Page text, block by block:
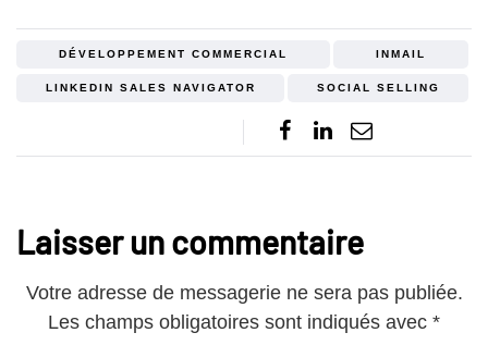
DÉVELOPPEMENT COMMERCIAL INMAIL
LINKEDIN SALES NAVIGATOR SOCIAL SELLING
Laisser un commentaire
Votre adresse de messagerie ne sera pas publiée.
Les champs obligatoires sont indiqués avec *